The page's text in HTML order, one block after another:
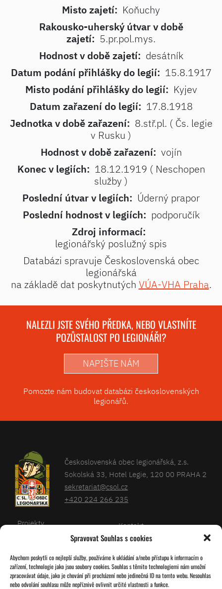
Spravovat Souhlas s cookies
Abychom poskytli co nejlepší služby, používáme k ukládání a/nebo přístupu k informacím o
zařízení, technologie jako jsou soubory cookies. Souhlas s těmito technologiemi nám umožní
zpracovávat údaje, jako je chování při procházení nebo jedinečná ID na tomto webu. Nesouhlas
nebo odvolání souhlasu může nepříznivě ovlivnit určité vlastnosti a funkce.
Misto zajetí: Koňuchy
Rakousko-uherský útvar v době
zajetí: 5.pr.pol.mys.
Hodnost v době zajetí: desátník
Datum podání přihlášky do legií: 15.8.1917
Misto podání přihlášky do legií: Kyjev
Datum zařazení do legií: 17.8.1918
Jednotka v době zařazení: 8.stř.pl. ( Čs. legie
v Rusku )
Hodnost v době zařazení: vojín
Konec v legiích: 18.12.1919 ( Neschopen
služby )
Poslední útvar v legiích: Úderný prapor
Poslední hodnost v legiích: podporučík
Zdroj informací:
legionářský poslužný spis
Databázi spravuje Československá obec
legionářská
na základě dat poskytnutých VÚA-VHA Praha.
NALEZLI JSTE SVÉHO PŘEDKA, NEBO VLASTNÍTE
POZŮSTALOST PO LEGIONÁŘI?
NAPIŠTE NÁM
Pomozte nám budovat databázi československých
legionářů.
Československá obec legionářská, z.s.
Sokolská 33, Hotel Legie, 120 00 PRAHA 2
sekretariat@csol.cz
+420 224 266 235
Projekty
Kalendář
O nás
Kontakt
Databáze legionářů
Pro členy
Zásady cookies